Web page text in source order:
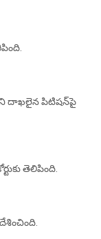
దాఖలైన పిటిషన్‌పై
తెలిపింది.